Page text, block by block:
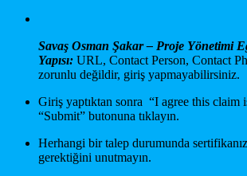
Savaş Osman Şakar – Proje Yönetimi
Yapısı: URL, Contact Person, Contact
zorunlu değildir, giriş yapmayabilirsiniz.
Giriş yaptıktan sonra “I agree this claim
“Submit” butonuna tıklayın.
Herhangi bir talep durumunda
gerektiğini unutmayın.